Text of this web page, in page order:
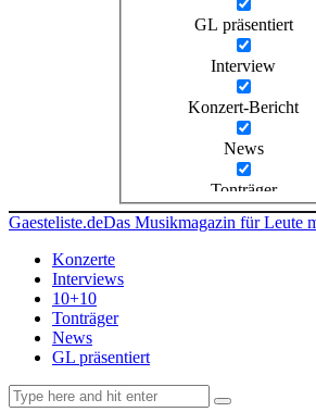
GL präsentiert
Interview
Konzert-Bericht
News
Tonträger
Gaesteliste.deDas Musikmagazin für Leute
Konzerte
Interviews
10+10
Tonträger
News
GL präsentiert